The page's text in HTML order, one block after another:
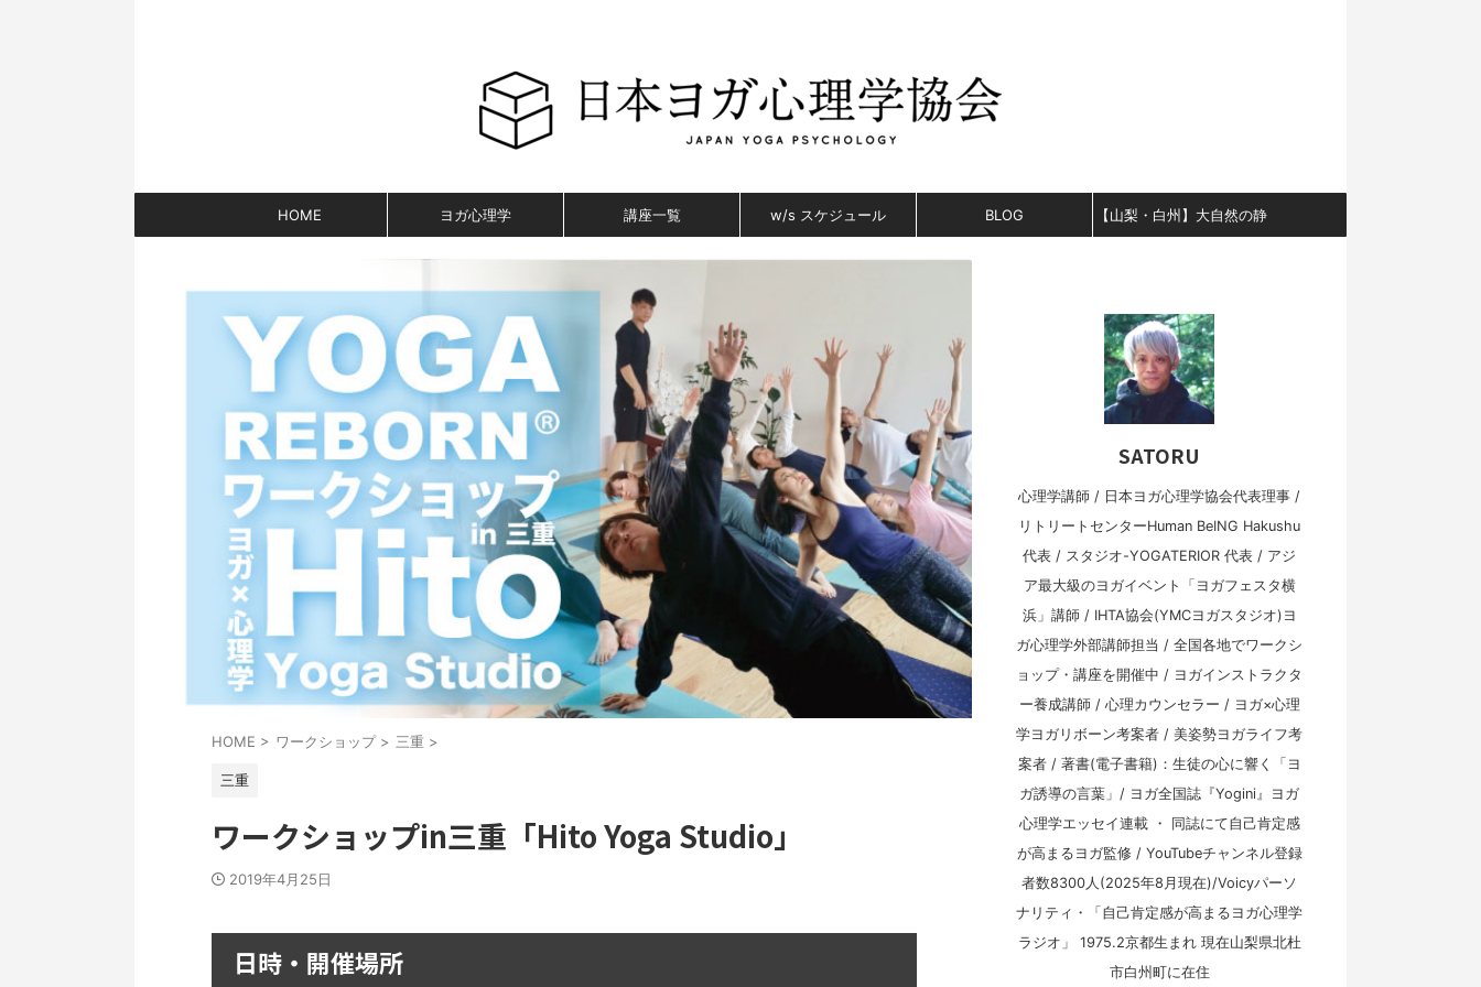
HOME ヨガ心理学 講座一覧 w/s スケジュール BLOG 【山梨・白州】大自然の静
ハウス宿泊。
HOME > ワークショップ > 三重 >
三重
ワークショップin三重「Hito Yoga Studio」
2019年4月25日
日時・開催場所
SATORU
心理学講師 / 日本ヨガ心理学協会代表理事 /
リトリートセンターHuman BeING Hakushu
代表 / スタジオ-YOGATERIOR 代表 / アジ
ア最大級のヨガイベント「ヨガフェスタ横
浜」講師 / IHTA協会(YMCヨガスタジオ)ヨ
ガ心理学外部講師担当 / 全国各地でワークシ
ョップ・講座を開催中 / ヨガインストラクタ
ー養成講師 / 心理カウンセラー / ヨガ×心理
学ヨガリボーン考案者 / 美姿勢ヨガライフ考
案者 / 著書(電子書籍)：生徒の心に響く「ヨ
ガ誘導の言葉」/ ヨガ全国誌『Yogini』ヨガ
心理学エッセイ連載 ・ 同誌にて自己肯定感
が高まるヨガ監修 / YouTubeチャンネル登録
者数8300人(2025年8月現在)/Voicyパーソ
ナリティ・「自己肯定感が高まるヨガ心理学
ラジオ」 1975.2京都生まれ 現在山梨県北杜
市白州町に在住